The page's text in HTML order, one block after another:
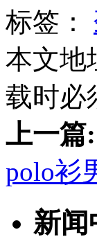
标签：
本文地
载时必
上一篇:
polo衫
新闻